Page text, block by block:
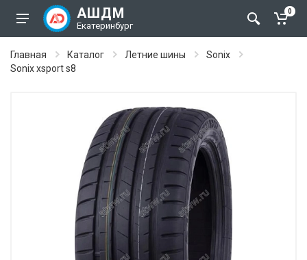
АШДМ
Екатеринбург
0
Главная Каталог Летние шины
Sonix
Sonix xsport s8